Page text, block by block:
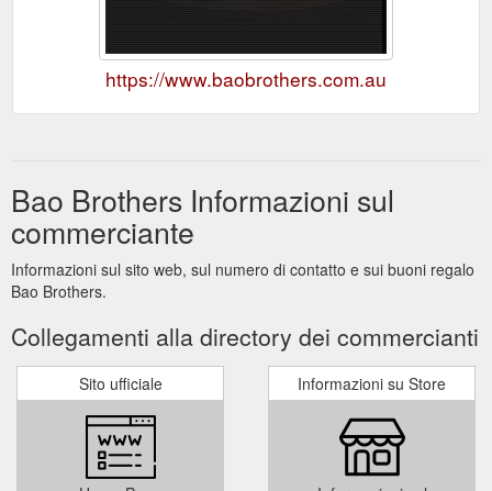
https://www.baobrothers.com.au
Bao Brothers Informazioni sul
commerciante
Informazioni sul sito web, sul numero di contatto e sui buoni regalo
Bao Brothers.
Collegamenti alla directory dei commercianti
Sito ufficiale Informazioni su Store